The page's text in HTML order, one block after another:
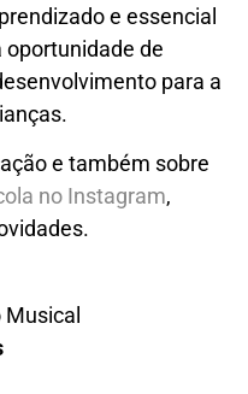
e essencial
oportunidade de
para a
e também sobre
no Instagram,